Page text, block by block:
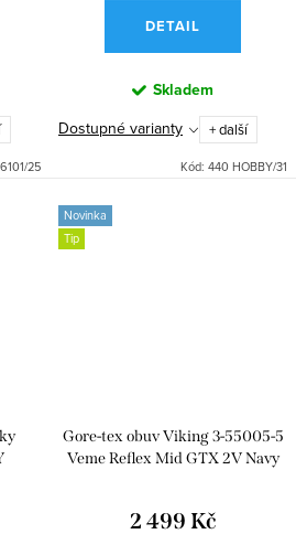
25
DETAIL
Skladem
Dostupné varianty + další
Kód: 440 HOBBY/31
Novinka
Tip
Gore-tex obuv Viking 3-55005-5
Veme Reflex Mid GTX 2V Navy
2 499 Kč